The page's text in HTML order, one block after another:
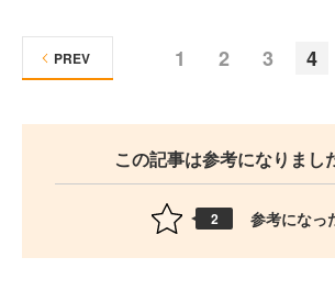
1 2 3 4
PREV
この記事は参考になりまし
2 参考になっ